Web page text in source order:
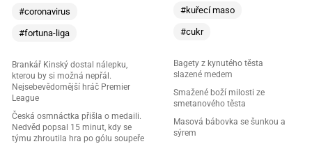
#coronavirus
#fortuna-liga
Brankář Kinský dostal nálepku,
kterou by si možná nepřál.
Nejsebevědomější hráč Premier
League
Česká osmnáctka přišla o medaili.
Nedvěd popsal 15 minut, kdy se
týmu zhroutila hra po gólu soupeře
#kuřecí maso
#cukr
Bagety z kynutého těsta
slazené medem
Smažené boží milosti ze
smetanového těsta
Masová bábovka se šunkou a
sýrem